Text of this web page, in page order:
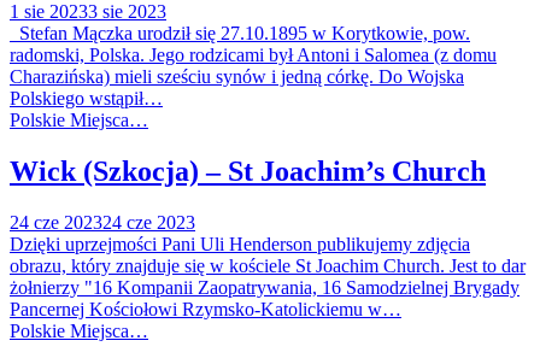
1 sie 20233 sie 2023
Stefan Mączka urodził się 27.10.1895 w Korytkowie, pow.
radomski, Polska. Jego rodzicami był Antoni i Salomea (z domu
Charazińska) mieli sześciu synów i jedną córkę. Do Wojska
Polskiego wstąpił…
Polskie Miejsca…
Wick (Szkocja) – St Joachim’s Church
24 cze 202324 cze 2023
Dzięki uprzejmości Pani Uli Henderson publikujemy zdjęcia
obrazu, który znajduje się w kościele St Joachim Church. Jest to dar
żołnierzy "16 Kompanii Zaopatrywania, 16 Samodzielnej Brygady
Pancernej Kościołowi Rzymsko-Katolickiemu w…
Polskie Miejsca…